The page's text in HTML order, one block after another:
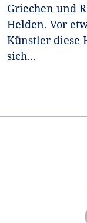
Griechen und
Helden. Vor
Künstler diese
sich…